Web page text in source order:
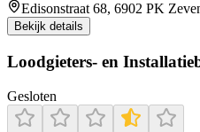
Edisonstraat 68, 6902 PK
Bekijk details
Loodgieters- en
Gesloten